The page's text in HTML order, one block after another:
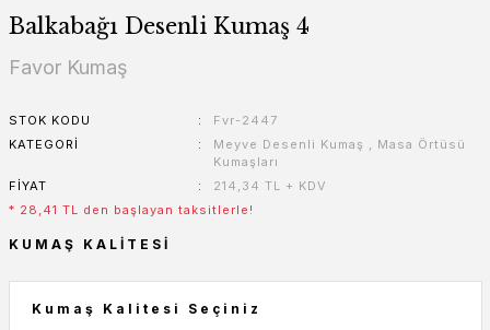
Balkabağı Desenli Kumaş 4
Favor Kumaş
STOK KODU
Fvr-2447
KATEGORI
Meyve Desenli Kumaş , Masa Örtüsü
Kumaşları
FIYAT
214,34 TL + KDV
* 28,41 TL den başlayan taksitlerle!
KUMAŞ KALITESI